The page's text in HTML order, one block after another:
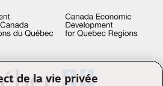
de la vie privée